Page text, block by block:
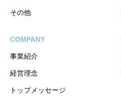
その他
COMPANY
事業紹介
経営理念
トップメッセージ